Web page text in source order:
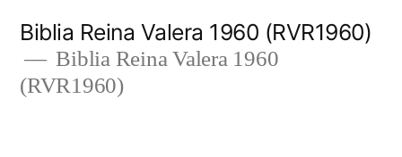
content
Biblia Reina Valera 1960 (RVR1960)
Biblia Reina Valera 1960
(RVR1960)